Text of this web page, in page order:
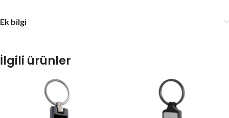
Ek bilgi
İlgili ürünler